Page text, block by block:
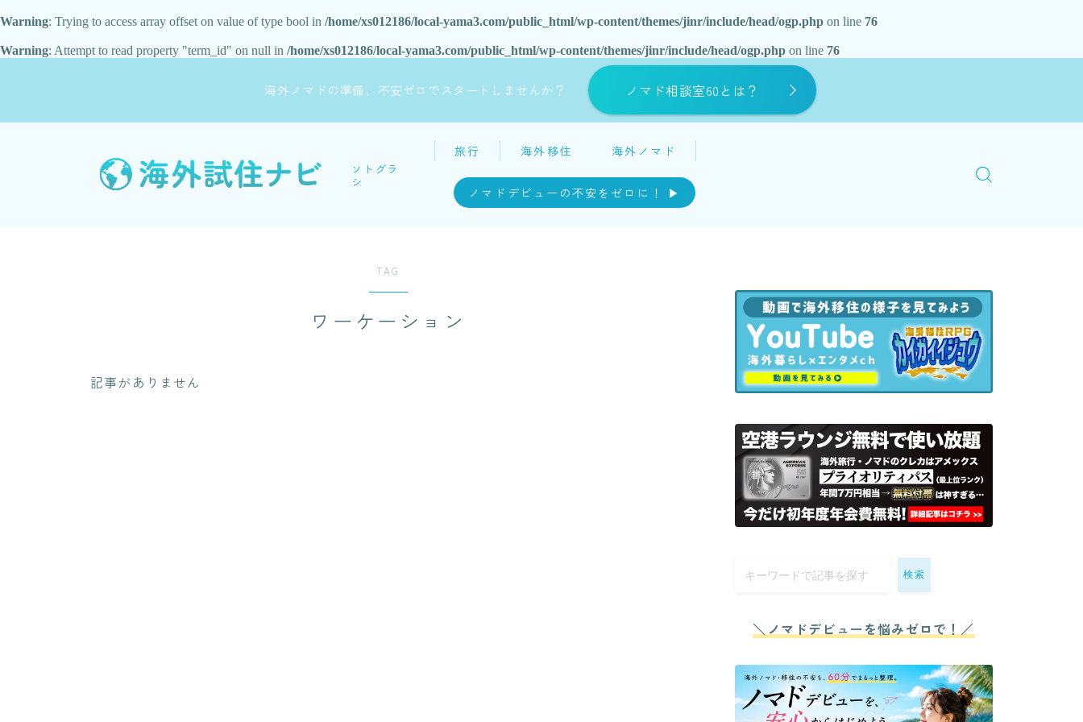
Warning: Trying to access array offset on value of type bool in /home/xs012186/local-yama3.com/public_html/wp-content/themes/jinr/include/head/ogp.php on line 76
Warning: Attempt to read property "term_id" on null in /home/xs012186/local-yama3.com/public_html/wp-content/themes/jinr/include/head/ogp.php on line 76
海外ノマドの準備、不安ゼロでスタートしませんか？ ノマド相談室60とは？
ソトグラ
シ
旅行 海外移住 海外ノマド
ノマドデビューの不安をゼロに！ ▶︎
TAG
ワーケーション
記事がありません
検索
＼ノマドデビューを悩みゼロで！／